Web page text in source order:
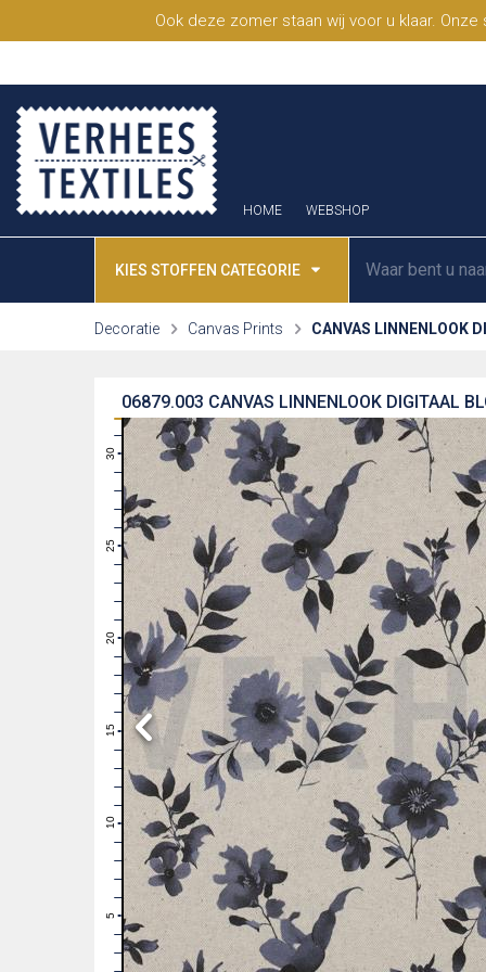
Ook deze zomer staan wij voor u klaar.
HOME WEBSHOP
KIES STOFFEN CATEGORIE
Decoratie Canvas Prints CANVAS LINNENLOOK
CANVAS LINNENLOOK DIGITAAL
06879.003
3
4
10
11
12
13
14
15
16
17
18
19
20
21
22
23
24
25
26
27
28
29
30
31